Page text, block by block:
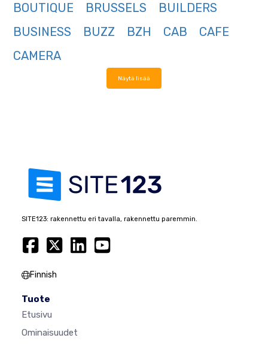
BOUTIQUE
BRUSSELS
BUILDERS
BUSINESS
BUZZ BZH CAB
CAFE
CAMERA
Näytä lisää
SITE123: rakennettu eri tavalla, rakennettu paremmin.
Finnish
Tuote
Etusivu
Ominaisuudet